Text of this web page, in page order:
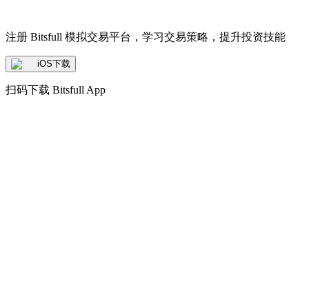
注册 Bitsfull 模拟交易平台，学习交易策略，提升投资技能
iOS下载
扫码下载 Bitsfull App